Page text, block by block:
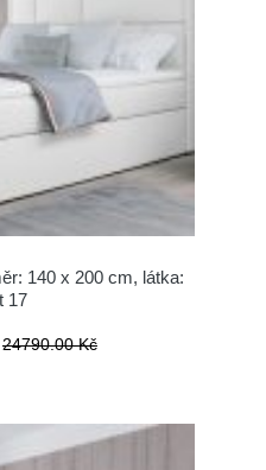
140 x 200 cm, látka:
17
24790.00 Kč